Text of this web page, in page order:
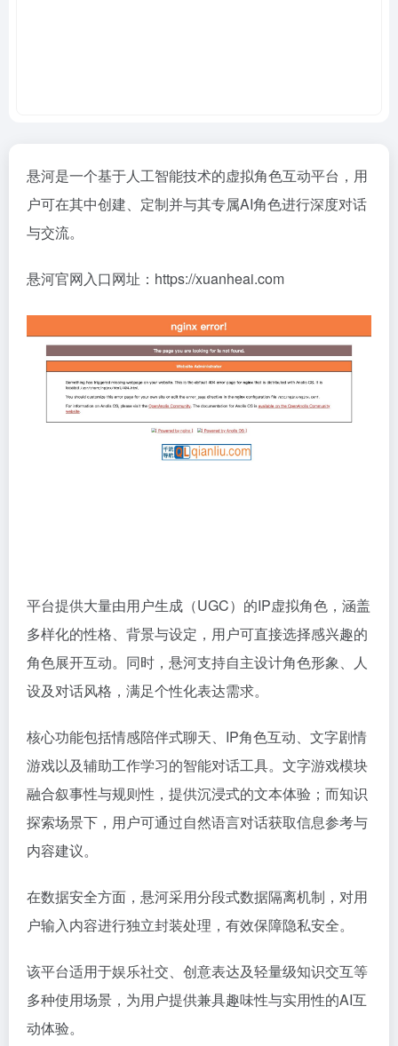
悬河是一个基于人工智能技术的虚拟角色互动平台，用
户可在其中创建、定制并与其专属AI角色进行深度对话
与交流。
悬河官网入口网址：https://xuanheai.com
平台提供大量由用户生成（UGC）的IP虚拟角色，涵盖
多样化的性格、背景与设定，用户可直接选择感兴趣的
角色展开互动。同时，悬河支持自主设计角色形象、人
设及对话风格，满足个性化表达需求。
核心功能包括情感陪伴式聊天、IP角色互动、文字剧情
游戏以及辅助工作学习的智能对话工具。文字游戏模块
融合叙事性与规则性，提供沉浸式的文本体验；而知识
探索场景下，用户可通过自然语言对话获取信息参考与
内容建议。
在数据安全方面，悬河采用分段式数据隔离机制，对用
户输入内容进行独立封装处理，有效保障隐私安全。
该平台适用于娱乐社交、创意表达及轻量级知识交互等
多种使用场景，为用户提供兼具趣味性与实用性的AI互
动体验。